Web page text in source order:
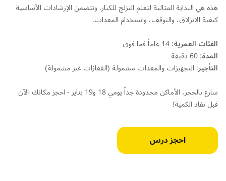
هذه هي البداية المثالية لتعلم التزلج للكبار. وتتضمن الإرشادات الأساسية
كيفية الانزلاق، والتوقف، واستخدام المعدات.
الفئات العمرية:
المدة: 60 دقيقة
التأجير: التجهيزات والمعدات مشمولة (القفازات غير مشمولة)
سارع بالحجز، الأماكن محدودة جداً يومي 18 و19 يناير - احجز مكانك الآن
قبل نفاد الكمية!
احجز درس